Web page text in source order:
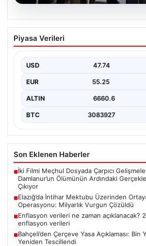
Elazığ’da İntihar Mektubu
Ortaya Çıkan Tefecilik
Elazığ’da tefecilere borçlandığı
büyük…
Piyasa Verileri
USD 47.74
EUR 55.25
ALTIN 6660.6
BTC 3083927
Son Eklenen Haberler
■İki Filmi Meçhul Dosyada Çarpıcı
Damlanur’un Ölümünün Ardındaki
Çıkıyor
■Elazığ’da İntihar Mektubu Üzerinden
Operasyonu: Milyarlık Vurgun Çözüldü
■Enflasyon verileri ne zaman açıklanacak?
enflasyon verileri
■Bahçeli’den Çerçeve Yasa Açıklaması: Bin
Yeniden Tescillendi